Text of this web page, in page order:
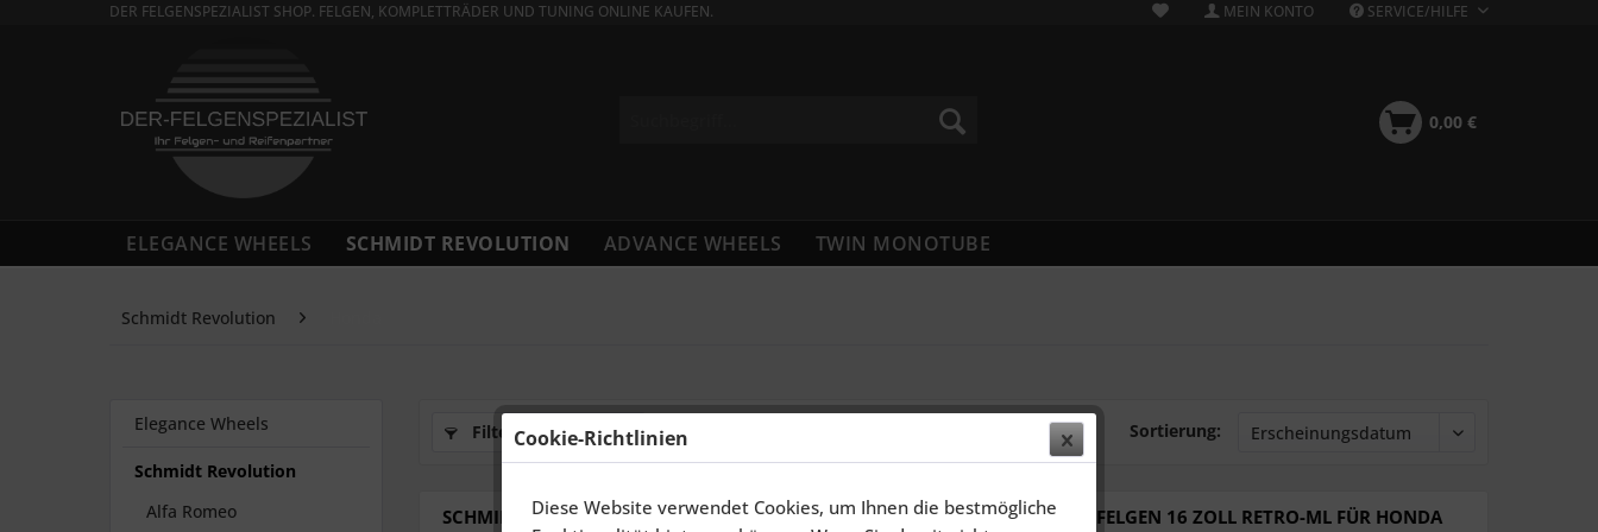
DER FELGENSPEZIALIST SHOP. FELGEN, KOMPLETTRÄDER UND TUNING ONLINE KAUFEN. MEIN KONTO SERVICE/HILFE
0,00 €
ELEGANCE WHEELS SCHMIDT REVOLUTION ADVANCE WHEELS TWIN MONOTUBE
Schmidt Revolution
Elegance Wheels
Schmidt Revolution
Alfa Romeo
Filtern Sortierung:
SCHMIDT FELGEN 15 ZOLL TH-LINE FÜR HONDA CIVIC...
SCHMIDT FELGEN 16 ZOLL RETRO-ML FÜR HONDA
Cookie-Richtlinien
Diese Website verwendet Cookies, um Ihnen die bestmögliche